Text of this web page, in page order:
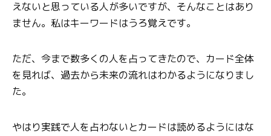
えないと思っている人が多いですが、そんなことはあり
ません。私はキーワードはうろ覚えです。
ただ、今まで数多くの人を占ってきたので、カード全体
を見れば、過去から未来の流れはわかるようになりまし
た。
やはり実践で人を占わないとカードは読めるようにはな